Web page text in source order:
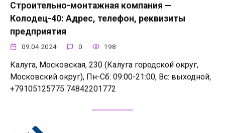
Строительно-монтажная компания —
Колодец-40: Адрес, телефон, реквизиты
предприятия
09.04.2024 0 198
Калуга, Московская, 230 (Калуга городской округ,
Московский округ), Пн-Сб: 09:00-21:00, Вс: выходной,
+79105125775 74842201772